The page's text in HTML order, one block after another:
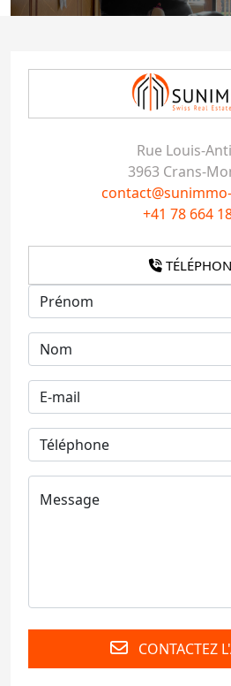
Rue Louis-
3963 Crans-
+41 78 664
CONTACTEZ